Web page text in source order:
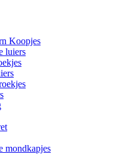
Koopjes
luiers
mondkapjes